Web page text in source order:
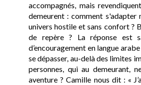
accompagnés, mais
demeurent : comment s'adapter
univers hostile et sans confort ?
de repère ? La réponse est
d’encouragement en langue
se dépasser, au-delà des limites
personnes, qui au demeurant,
aventure ? Camille nous dit : «